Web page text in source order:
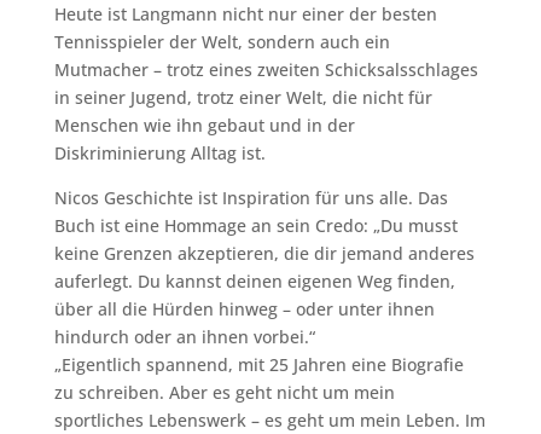
Heute ist Langmann nicht nur einer der besten
Tennisspieler der Welt, sondern auch ein
Mutmacher – trotz eines zweiten Schicksalsschlages
in seiner Jugend, trotz einer Welt, die nicht für
Menschen wie ihn gebaut und in der
Diskriminierung Alltag ist.
Nicos Geschichte ist Inspiration für uns alle. Das
Buch ist eine Hommage an sein Credo: „Du musst
keine Grenzen akzeptieren, die dir jemand anderes
auferlegt. Du kannst deinen eigenen Weg finden,
über all die Hürden hinweg – oder unter ihnen
hindurch oder an ihnen vorbei.“
„Eigentlich spannend, mit 25 Jahren eine Biografie
zu schreiben. Aber es geht nicht um mein
sportliches Lebenswerk – es geht um mein Leben. Im